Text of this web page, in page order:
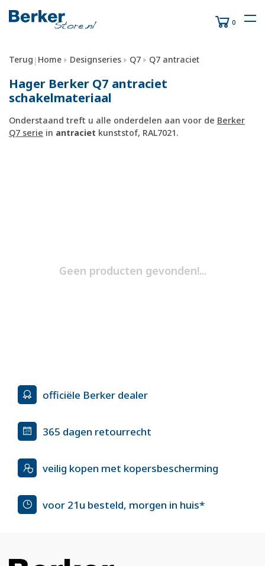
0
Terug | Home Designseries Q7 Q7 antraciet
Hager Berker Q7 antraciet
schakelmateriaal
Onderstaand treft u alle onderdelen aan voor de Berker
Q7 serie in antraciet kunststof, RAL7021.
Geen producten gevonden!...
officiële Berker dealer
365 dagen retourrecht
veilig kopen met kopersbescherming
voor 21u besteld, morgen in huis*